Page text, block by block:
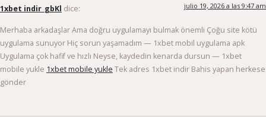
1xbet indir_gbKl dice: julio 19, 2026 a las 9:47 am
Merhaba arkadaşlar Ama doğru uygulamayı bulmak önemli Çoğu site kötü
uygulama sunuyor Hiç sorun yaşamadım — 1xbet mobil uygulama apk
Uygulama çok hafif ve hızlı Neyse, kaydedin kenarda dursun — 1xbet
mobile yukle 1xbet mobile yukle Tek adres 1xbet indir Bahis yapan herkese
gönder